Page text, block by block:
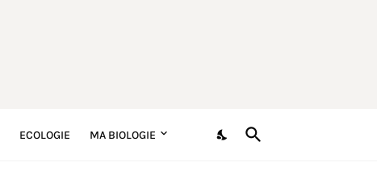
ECOLOGIE MA BIOLOGIE